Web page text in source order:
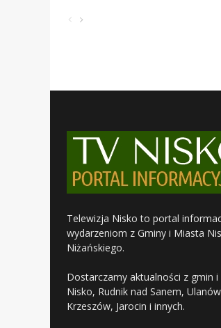
Telewizja Nisko to portal
wydarzeniom z Gminy i Miasta
Niżańskiego.
Dostarczamy aktualności z gmin
Nisko, Rudnik nad Sanem,
Krzeszów, Jarocin i innych.